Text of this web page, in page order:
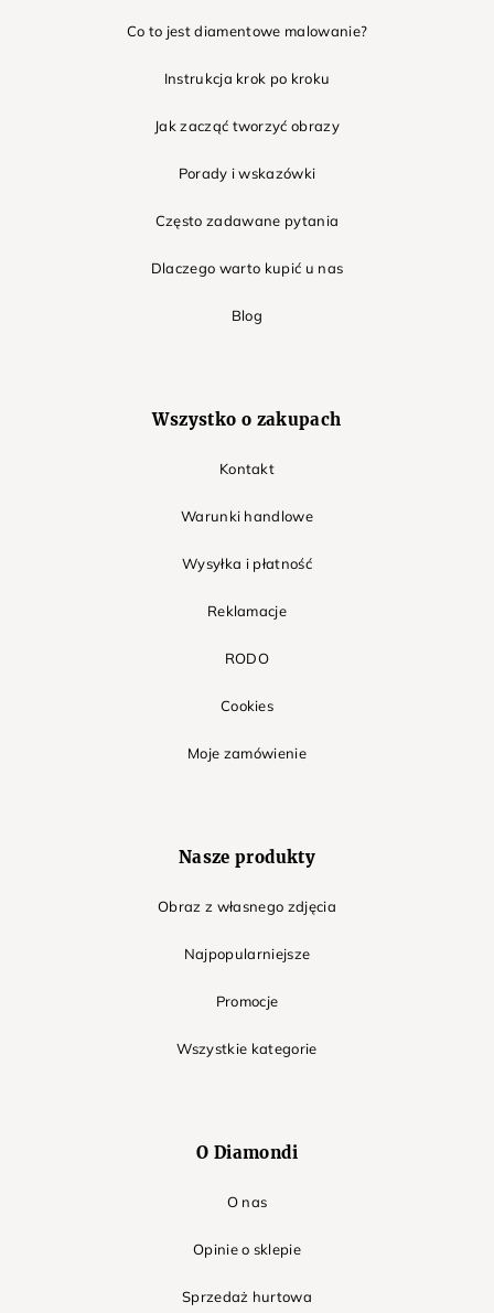
Co to jest diamentowe malowanie?
Instrukcja krok po kroku
Jak zacząć tworzyć obrazy
Porady i wskazówki
Często zadawane pytania
Dlaczego warto kupić u nas
Blog
Wszystko o zakupach
Kontakt
Warunki handlowe
Wysyłka i płatność
Reklamacje
RODO
Cookies
Moje zamówienie
Nasze produkty
Obraz z własnego zdjęcia
Najpopularniejsze
Promocje
Wszystkie kategorie
O Diamondi
O nas
Opinie o sklepie
Sprzedaż hurtowa